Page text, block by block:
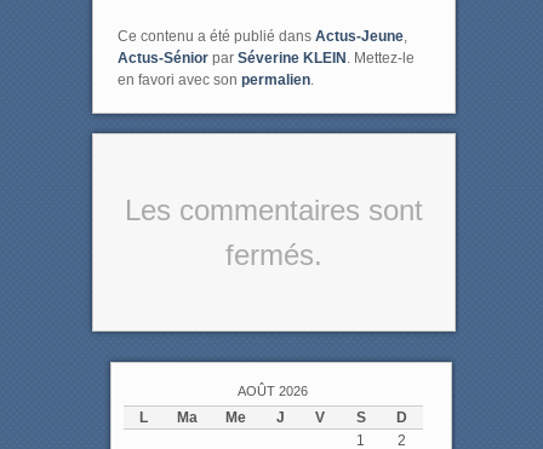
Ce contenu a été publié dans Actus-Jeune,
Actus-Séniorpar Séverine KLEIN . Mettez-le
en favori avec son permalien.
Les commentaires sont
fermés.
AOÛT 2026
L Ma Me J V S
D
1
2